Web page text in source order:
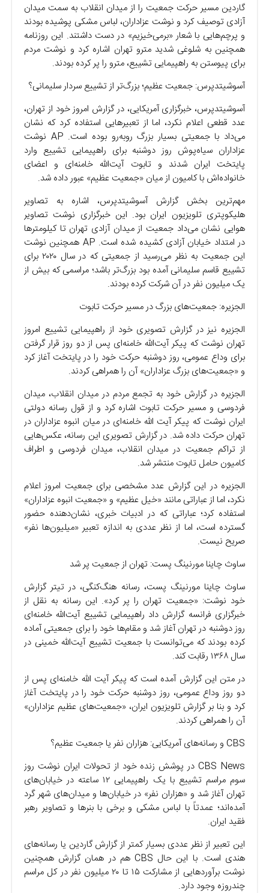
گاردین مسیر حرکت جمعیت را از میدان انقلاب به سمت میدان
آزادی توصیف کرد و نوشت عزاداران، لباس مشکی پوشیده بودند
و پرچم‌هایی با شعار «برمی‌خیزیم» در دست داشتند. این روزنامه
همچنین به شلوغی شدید مترو تهران اشاره کرد و نوشت مردم
برای پیوستن به راهپیمایی تشییع، مترو را پر کرده بودند.
آسوشیتدپرس: جمعیت عظیم؛ بزرگ‌تر از تشییع سردار سلیمانی؟
آسوشیتدپرس، خبرگزاری آمریکایی، در گزارش امروز خود از تهران،
عدد قطعی اعلام نکرد، اما از تعبیر‌هایی استفاده کرد که نشان
می‌داد با جمعیتی بسیار بزرگ روبه‌رو بوده است. AP نوشت
عزاداران سیاه‌پوش روز دوشنبه برای راهپیمایی تشییع وارد
پایتخت ایران شدند و تابوت آیت‌الله خامنه‌ای و اعضای
خانواده‌اش با کامیون از میان «جمعیت عظیم» عبور داده شد.
مهم‌ترین بخش گزارش آسوشیتدپرس، اشاره به تصاویر
هلیکوپتری تلویزیون ایران بود. این خبرگزاری نوشت تصاویر
هوایی نشان می‌داد جمعیت از میدان آزادی تهران تا کیلومتر‌ها
در امتداد خیابان آزادی کشیده شده است. AP همچنین نوشت
این جمعیت به نظر می‌رسید از جمعیتی که در سال ۲۰۲۰ برای
تشییع قاسم سلیمانی آمده بود بزرگ‌تر باشد؛ مراسمی که بیش از
یک میلیون نفر در آن شرکت کرده بودند.
الجزیره: جمعیت‌های بزرگ در مسیر حرکت تابوت
الجزیره نیز در گزارش تصویری خود از راهپیمایی تشییع امروز
تهران نوشت که پیکر آیت‌الله خامنه‌ای پس از دو روز قرار گرفتن
برای وداع عمومی، روز دوشنبه حرکت خود را در پایتخت آغاز کرد
و «جمعیت‌های بزرگ عزاداران» آن را همراهی کردند.
الجزیره در گزارش خود به تجمع مردم در میدان انقلاب، میدان
فردوسی و مسیر حرکت تابوت اشاره کرد و از قول رسانه دولتی
ایران نوشت که پیکر آیت الله خامنه‌ای در میان انبوه عزاداران در
تهران حرکت داده شد. در گزارش تصویری این رسانه، عکس‌هایی
از تراکم جمعیت در میدان انقلاب، میدان فردوسی و اطراف
کامیون حامل تابوت منتشر شد.
الجزیره در این گزارش عدد مشخصی برای جمعیت امروز اعلام
نکرد، اما از عباراتی مانند «خیل عظیم» و «جمعیت انبوه عزاداران»
استفاده کرد؛ عباراتی که در ادبیات خبری، نشان‌دهنده حضور
گسترده است، اما از نظر عددی به اندازه تعبیر «میلیون‌ها نفر»
صریح نیست.
ساوث چاینا مورنینگ پست: تهران از جمعیت پر شد
ساوث چاینا مورنینگ پست، رسانه هنگ‌کنگی، در تیتر گزارش
خود نوشت: «جمعیت تهران را پر کرد». این رسانه به نقل از
خبرگزاری فرانسه گزارش داد راهپیمایی تشییع آیت‌الله خامنه‌ای
روز دوشنبه در تهران آغاز شد و مقام‌ها خود را برای جمعیتی آماده
کرده بودند که می‌توانست با جمعیت تشییع آیت‌الله خمینی در
سال ۱۳۶۸ رقابت کند.
در متن این گزارش آمده است که پیکر آیت الله خامنه‌ای پس از
دو روز وداع عمومی، روز دوشنبه حرکت خود را در پایتخت آغاز
کرد و بنا بر گزارش تلویزیون ایران، «جمعیت‌های عظیم عزاداران»
آن را همراهی کردند.
CBS و رسانه‌های آمریکایی: هزاران نفر یا جمعیت عظیم؟
CBS News در پوشش زنده خود از تحولات ایران نوشت روز
سوم مراسم تشییع با یک راهپیمایی ۱۲ ساعته در خیابان‌های
تهران آغاز شد و «هزاران نفر» در خیابان‌ها و میدان‌های شهر گرد
آمده‌اند؛ عمدتاً با لباس مشکی و برخی با بنر‌ها و تصاویر رهبر
فقید ایران.
این تعبیر از نظر عددی بسیار کمتر از گزارش گاردین یا رسانه‌های
هندی است. با این حال CBS هم در همان گزارش همچنین
نوشت برآورد‌هایی از مشارکت ۱۵ تا ۲۰ میلیون نفر در کل مراسم
چندروزه وجود دارد.